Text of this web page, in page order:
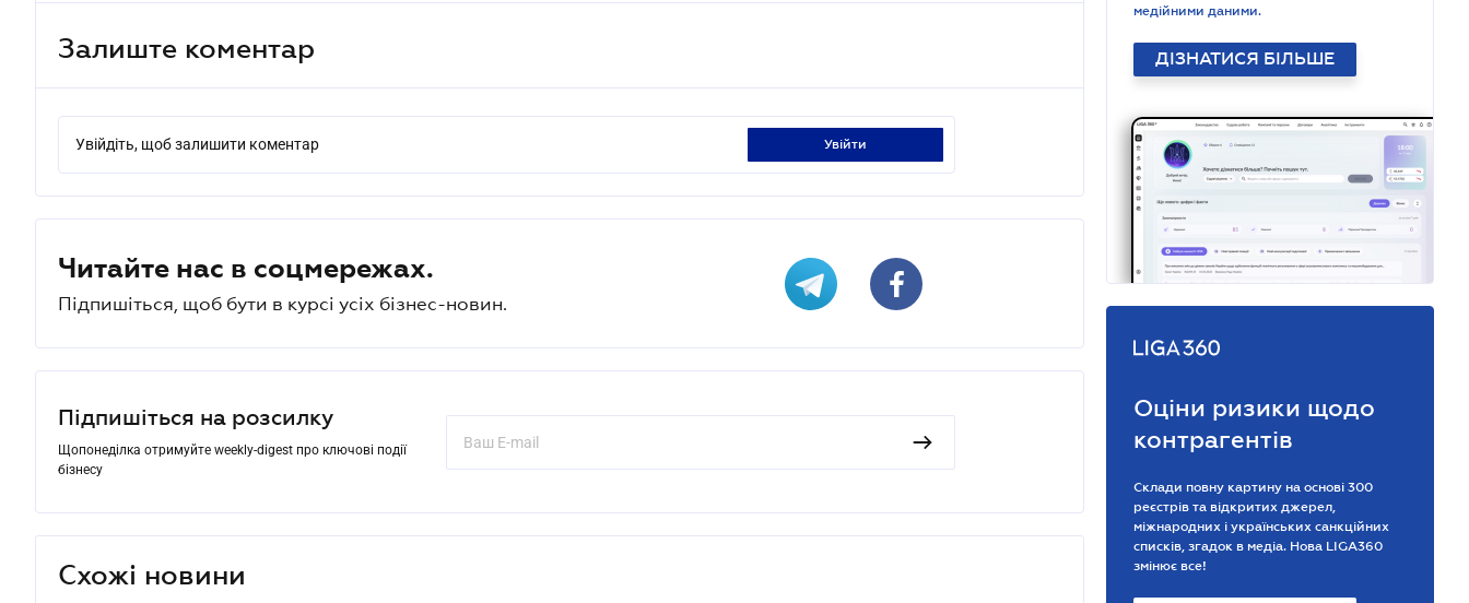
Залиште коментар
Увійдіть, щоб залишити коментар увійти
Читайте нас в соцмережах.
Підпишіться, щоб бути в курсі усіх бізнес-новин.
Підпишіться на розсилку
Щопонеділка отримуйте weekly-digest про ключові події
бізнесу
Схожі новини
медійними даними.
ДІЗНАТИСЯ БІЛЬШЕ
Оціни ризики щодо
контрагентів
Склади повну картину на основі 300
реєстрів та відкритих джерел,
міжнародних і українських санкційних
списків, згадок в медіа. Нова LIGA360
змінює все!